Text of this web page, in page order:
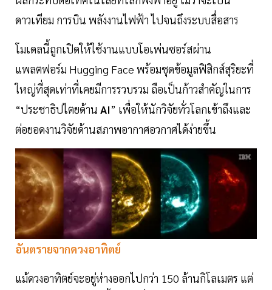
ดาวเทียม การบิน พลังงานไฟฟ้า ไปจนถึงระบบสื่อสาร
โมเดลนี้ถูกเปิดให้ใช้งานแบบโอเพ่นซอร์สผ่าน
แพลตฟอร์ม Hugging Face พร้อมชุดข้อมูลฟิสิกส์สุริยะที่
ใหญ่ที่สุดเท่าที่เคยมีการรวบรวม ถือเป็นก้าวสำคัญในการ
“ประชาธิปไตยด้าน AI” เพื่อให้นักวิจัยทั่วโลกเข้าถึงและ
ต่อยอดงานวิจัยด้านสภาพอากาศอวกาศได้ง่ายขึ้น
อันตรายจากดวงอาทิตย์
แม้ดวงอาทิตย์จะอยู่ห่างออกไปกว่า 150 ล้านกิโลเมตร แต่